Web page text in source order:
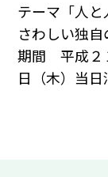
テーマ「人
さわしい独
期間 平成２
日（木）当